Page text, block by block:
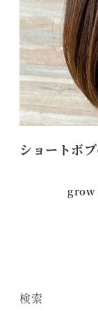
ショートボ
grow
検索